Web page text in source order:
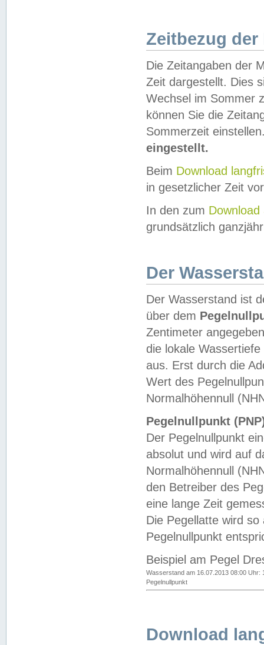
Zeitbezug der
Die Zeitangaben der
Zeit dargestellt. Dies
Wechsel im Sommer
können Sie die
Sommerzeit
eingestellt.
Beim Download
in gesetzlicher Zeit
In den zum Download
grundsätzlich
Der
Der Wasserstand ist
über dem
Zentimeter
die lokale
aus. Erst durch die
Wert des
Normalhöhennull
Pegelnullpunkt
Der Pegelnullpunkt
absolut und wird auf
Normalhöhennull
den Betreiber des
eine lange Zeit
Die Pegellatte wird
Pegelnullpunkt
Beispiel am Pegel
Wasserstand am 16.07.2013 08:00 Uhr:
Pegelnullpunkt
Download